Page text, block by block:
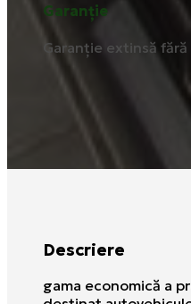
Garanție
Garanție extinsă
Descriere
gama economică a